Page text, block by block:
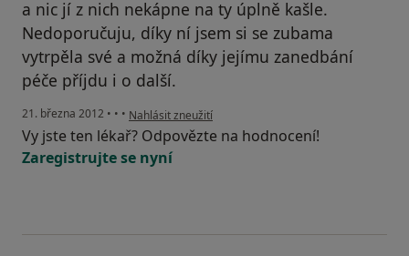
a nic jí z nich nekápne na ty úplně kašle.
Nedoporučuju, díky ní jsem si se zubama
vytrpěla své a možná díky jejímu zanedbání
péče příjdu i o další.
21. března 2012 • • • podle názoru uživatele Nikdy
Nahlásit zneužití
Vy jste ten lékař? Odpovězte na hodnocení!
Zaregistrujte se nyní